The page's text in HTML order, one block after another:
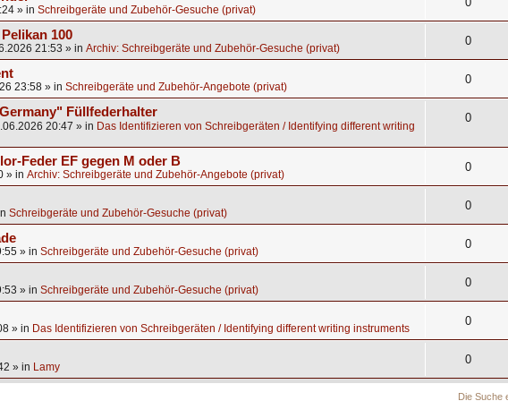
» in Schreibgeräte und Zubehör-Gesuche (privat)
100
21:53 » in Archiv: Schreibgeräte und Zubehör-Gesuche (privat)
0
23:58 » in Schreibgeräte und Zubehör-Angebote (privat)
0
Füllfederhalter
20:47 » in Das Identifizieren von Schreibgeräten / Identifying different writing
0
Feder EF gegen M oder B
» in Archiv: Schreibgeräte und Zubehör-Angebote (privat)
0
Schreibgeräte und Zubehör-Gesuche (privat)
0
» in Schreibgeräte und Zubehör-Gesuche (privat)
0
» in Schreibgeräte und Zubehör-Gesuche (privat)
0
» in Das Identifizieren von Schreibgeräten / Identifying different writing instruments
0
» in Lamy
0
Die Suche